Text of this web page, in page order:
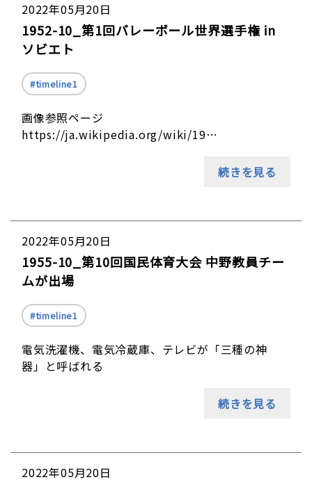
2022年05月20日
1952-10_第1回バレーボール世界選手権 in
ソビエト
timeline1
画像参照ページ
https://ja.wikipedia.org/wiki/19…
続きを見る
2022年05月20日
1955-10_第10回国民体育大会 中野教員チー
ムが出場
timeline1
電気洗濯機、電気冷蔵庫、テレビが「三種の神
器」と呼ばれる
続きを見る
2022年05月20日